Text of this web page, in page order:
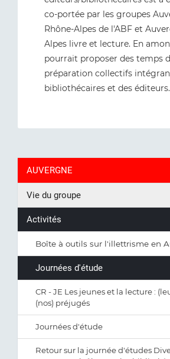
co-portée par les groupes
Rhône-Alpes de l'ABF et
Alpes livre et lecture. En
pourrait proposer des temps
préparation collectifs
bibliothécaires et des éditeurs.
AUVERGNE
Vie du groupe
Activités
Boîte à outils sur l'illettrisme en
Journées d'étude
CR - JE Les jeunes et la lecture :
(nos) préjugés
Journées d'étude
Retour sur la journée d'études